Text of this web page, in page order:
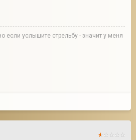
если услышите стрельбу - значит у меня